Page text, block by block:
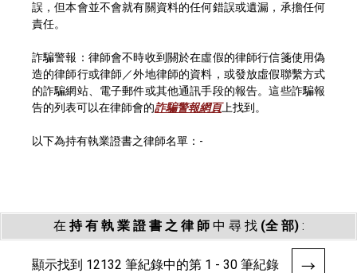
誤，但本會並不會就有關資料的任何錯誤或遺漏，承擔任何
責任。
詐騙警報：律師會不時收到關於在虛假的律師行信箋使用偽
造的律師行或律師／外地律師的資料，或發放虛假聯繫方式
的詐騙網站、電子郵件或其他通訊手段的報告。這些詐騙報
告的列表可以在律師會的詐騙警報網頁上找到。
以下為持有執業證書之律師名單：-
在 持 有 執 業 證 書 之 律 師中 尋 找 (全 部):
顯示找到 12132 筆紀錄中的第 1 - 30 筆紀錄